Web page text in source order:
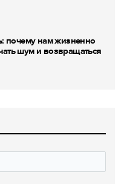
почему нам жизненно
шум и возвращаться